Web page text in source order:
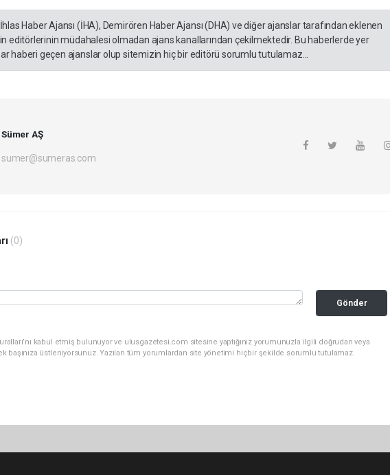
Haber Ajansı (İHA), Demirören Haber Ajansı (DHA) ve diğer ajanslar tarafından eklenen
editörlerinin müdahalesi olmadan ajans kanallarından çekilmektedir. Bu haberlerde yer
haberi geçen ajanslar olup sitemizin hiç bir editörü sorumlu tutulamaz...
Sümer AŞ
sumer@sumeras.com
(0)
Gönder
kabul etmiş bulunuyor ve ulusgazetesi.com sitesine yaptığınız yorumunuzla ilgili doğrudan veya
başınıza üstleniyorsunuz. Yazılan tüm yorumlardan site yönetimi hiçbir şekilde sorumlu tutulamaz.